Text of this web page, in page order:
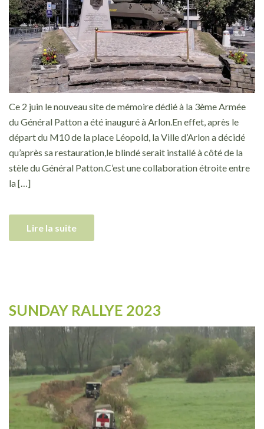
Ce 2 juin le nouveau site de mémoire dédié à la 3ème Armée
du Général Patton a été inauguré à Arlon.En effet, après le
départ du M10 de la place Léopold, la Ville d’Arlon a décidé
qu’après sa restauration,le blindé serait installé à côté de la
stèle du Général Patton.C’est une collaboration étroite entre
la […]
Lire la suite
SUNDAY RALLYE 2023